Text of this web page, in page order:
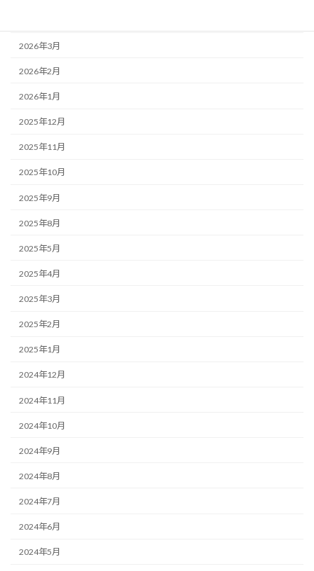
2026年3月
2026年2月
2026年1月
2025年12月
2025年11月
2025年10月
2025年9月
2025年8月
2025年5月
2025年4月
2025年3月
2025年2月
2025年1月
2024年12月
2024年11月
2024年10月
2024年9月
2024年8月
2024年7月
2024年6月
2024年5月